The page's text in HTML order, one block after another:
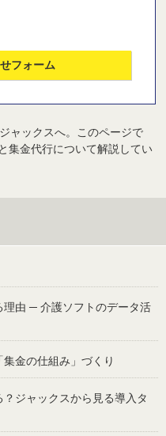
フォーム
ャックスへ。このページで
集金代行について解説してい
理由 ─ 介護ソフトのデータ活
金の仕組み」づくり
ジャックスから見る導入タ